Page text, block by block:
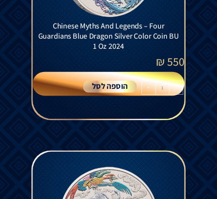
Chinese Myths And Legends – Four
Guardians Blue Dragon Silver Color Coin BU
1 Oz 2024
550
₪
-
+ הוספה לסל